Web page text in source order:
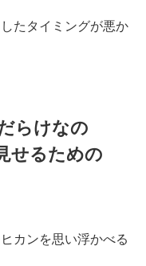
たタイミングが悪か
らけなの
せるための
カンを思い浮かべる